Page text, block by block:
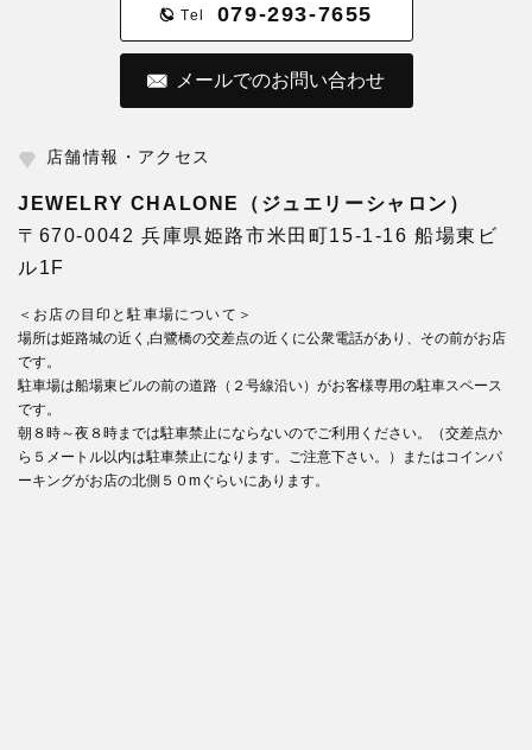
Tel 079-293-7655
メールでのお問い合わせ
店舗情報・アクセス
JEWELRY CHALONE（ジュエリーシャロン）
〒670-0042 兵庫県姫路市米田町15-1-16 船場東ビ
ル1F
＜お店の目印と駐車場について＞
場所は姫路城の近く,白鷺橋の交差点の近くに公衆電話があり、その前がお店
です。
駐車場は船場東ビルの前の道路（２号線沿い）がお客様専用の駐車スペース
です。
朝８時～夜８時までは駐車禁止にならないのでご利用ください。（交差点か
ら５メートル以内は駐車禁止になります。ご注意下さい。）またはコインパ
ーキングがお店の北側５０mぐらいにあります。